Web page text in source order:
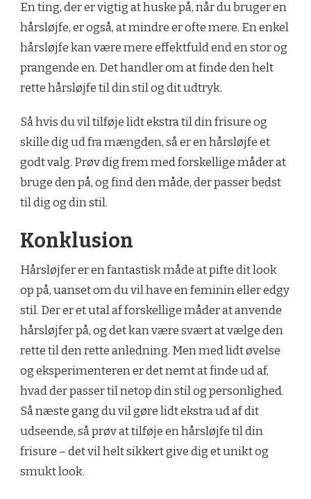
En ting, der er vigtig at huske på, når du bruger en
hårsløjfe, er også, at mindre er ofte mere. En enkel
hårsløjfe kan være mere effektfuld end en stor og
prangende en. Det handler om at finde den helt
rette hårsløjfe til din stil og dit udtryk.
Så hvis du vil tilføje lidt ekstra til din frisure og
skille dig ud fra mængden, så er en hårsløjfe et
godt valg. Prøv dig frem med forskellige måder at
bruge den på, og find den måde, der passer bedst
til dig og din stil.
Konklusion
Hårsløjfer er en fantastisk måde at pifte dit look
op på, uanset om du vil have en feminin eller edgy
stil. Der er et utal af forskellige måder at anvende
hårsløjfer på, og det kan være svært at vælge den
rette til den rette anledning. Men med lidt øvelse
og eksperimenteren er det nemt at finde ud af,
hvad der passer til netop din stil og personlighed.
Så næste gang du vil gøre lidt ekstra ud af dit
udseende, så prøv at tilføje en hårsløjfe til din
frisure – det vil helt sikkert give dig et unikt og
smukt look.